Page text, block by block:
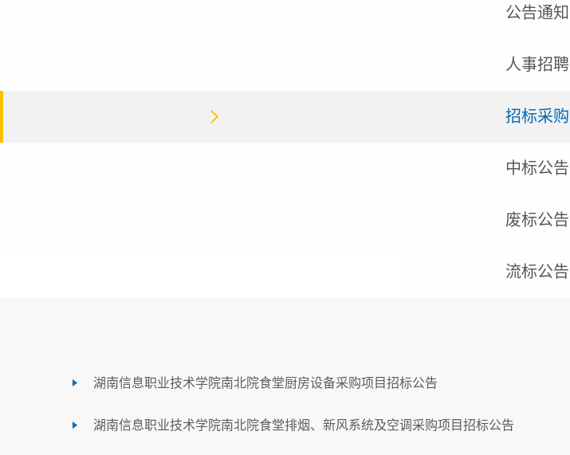
公告通知
人事招聘
招标采购
中标公告
废标公告
流标公告
湖南信息职业技术学院南北院食堂厨房设备采购项目招标公告
湖南信息职业技术学院南北院食堂排烟、新风系统及空调采购项目招标公告